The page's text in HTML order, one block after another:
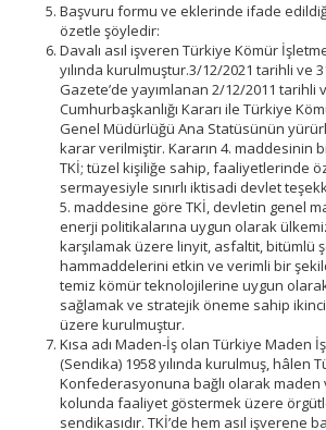
Başvuru formu ve eklerinde ifade
özetle şöyledir:
Davalı asıl işveren Türkiye Kömür
yılında kurulmuştur.3/12/2021 tarihli ve
Gazete’de yayımlanan 2/12/2011 tarihli
Cumhurbaşkanlığı Kararı ile Türkiye
Genel Müdürlüğü Ana Statüsünün
karar verilmiştir. Kararın 4. maddesinin
TKİ; tüzel kişiliğe sahip, faaliyetlerinde
sermayesiyle sınırlı iktisadi devlet
5. maddesine göre TKİ, devletin genel
enerji politikalarına uygun olarak
karşılamak üzere linyit, asfaltit, bitümlü
hammaddelerini etkin ve verimli bir
temiz kömür teknolojilerine uygun olarak
sağlamak ve stratejik öneme sahip
üzere kurulmuştur.
Kısa adı Maden-İş olan Türkiye Maden
(Sendika) 1958 yılında kurulmuş, hâlen
Konfederasyonuna bağlı olarak maden
kolunda faaliyet göstermek üzere
sendikasıdır. TKİ’de hem asıl işverene